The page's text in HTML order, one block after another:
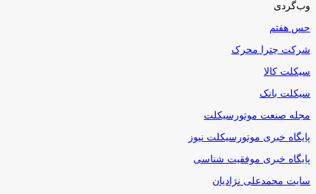
وب‌گردی
حس هفتم
شرکت چترا محرک
سیکلت کالا
سیکلت بانک
مجله صنعت موتورسیکلت
پایگاه خبری موتورسیکلت نیوز
پایگاه خبری موفقیت شناسی
سایت محمدعلی نژادیان